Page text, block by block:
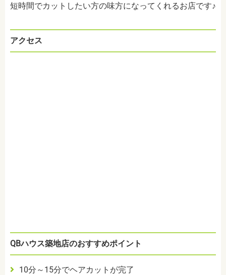
短時間でカットしたい方の味方になってくれるお店です♪
アクセス
QBハウス築地店のおすすめポイント
10分～15分でヘアカットが完了